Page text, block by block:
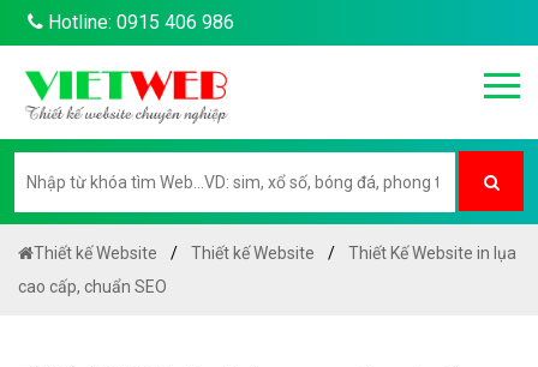
Hotline: 0915 406 986
Thiết kế Website Thiết kế Website
Thiết Kế Website in lụa
cao cấp, chuẩn SEO